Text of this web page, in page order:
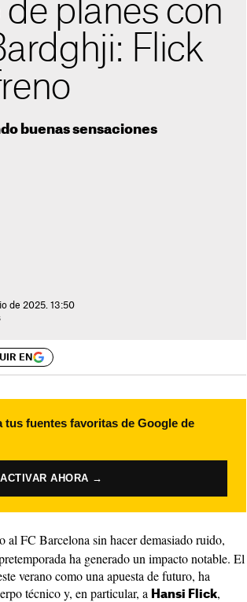
planes con
Flick
buenas sensaciones
de 2025. 13:50
EN
tus fuentes favoritas de Google de
ACTIVAR AHORA →
al FC Barcelona sin hacer demasiado ruido,
ha generado un impacto notable. El
verano como una apuesta de futuro, ha
técnico y, en particular, a Hansi Flick,